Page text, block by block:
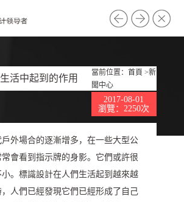
活中起到的作用
當前位置： 首頁 >新
聞中心
2017-08-01
瀏覽：2250次
場合的逐漸增多，在一些大型公
會看到指示牌的身影。它們或許很
。標識設計在人們生活起到越來越
人們已經發現它們已經形成了自己